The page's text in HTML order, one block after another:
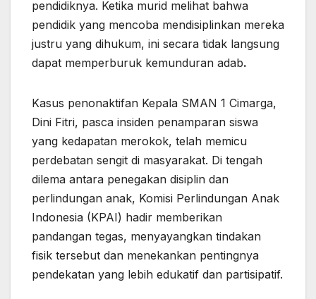
pendidiknya. Ketika murid melihat bahwa
pendidik yang mencoba mendisiplinkan mereka
justru yang dihukum, ini secara tidak langsung
dapat memperburuk kemunduran adab.
Kasus penonaktifan Kepala SMAN 1 Cimarga,
Dini Fitri, pasca insiden penamparan siswa
yang kedapatan merokok, telah memicu
perdebatan sengit di masyarakat. Di tengah
dilema antara penegakan disiplin dan
perlindungan anak, Komisi Perlindungan Anak
Indonesia (KPAI) hadir memberikan
pandangan tegas, menyayangkan tindakan
fisik tersebut dan menekankan pentingnya
pendekatan yang lebih edukatif dan partisipatif.